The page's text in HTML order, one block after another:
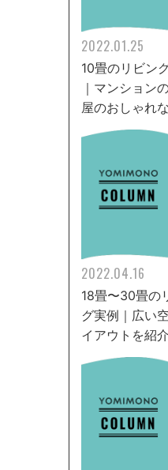
2022.01.25
10畳のリビン
｜マンション
屋のおしゃれ
2022.04.16
18畳〜30畳の
グ実例｜広い
イアウトを紹介